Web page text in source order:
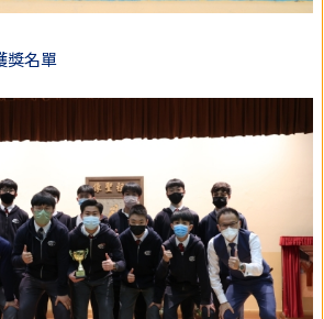
獎名單